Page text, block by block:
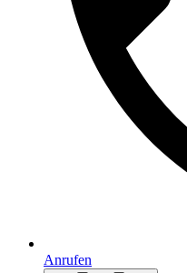
Anrufen